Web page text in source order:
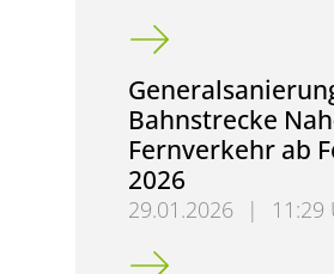
Für KBA-
Bahnstrecke
Fernverkehr ab
2026
29.01.2026 |
11:29
Generalsanierung